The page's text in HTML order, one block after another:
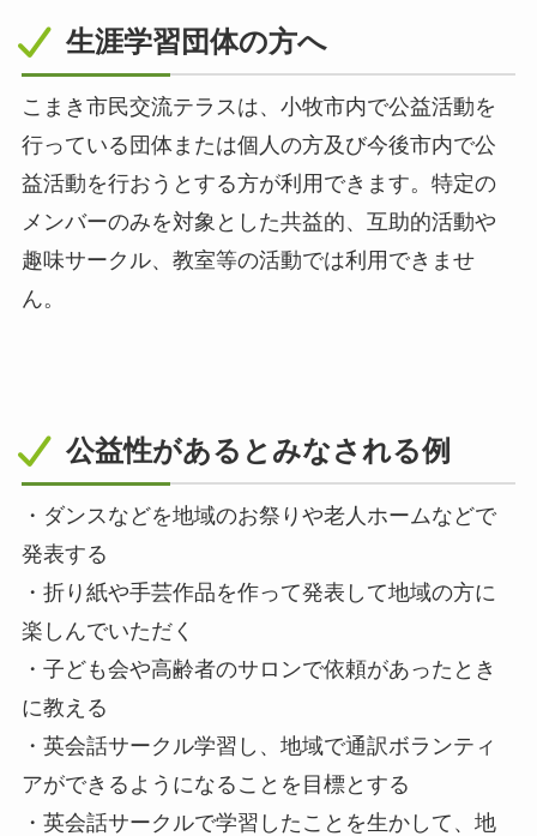
生涯学習団体の方へ
こまき市民交流テラスは、小牧市内で公益活動を
行っている団体または個人の方及び今後市内で公
益活動を行おうとする方が利用できます。特定の
メンバーのみを対象とした共益的、互助的活動や
趣味サークル、教室等の活動では利用できませ
ん。
公益性があるとみなされる例
・ダンスなどを地域のお祭りや老人ホームなどで
発表する
・折り紙や手芸作品を作って発表して地域の方に
楽しんでいただく
・子ども会や高齢者のサロンで依頼があったとき
に教える
・英会話サークル学習し、地域で通訳ボランティ
アができるようになることを目標とする
・英会話サークルで学習したことを生かして、地